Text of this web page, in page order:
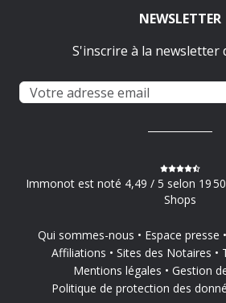
NEWSLETTER
S'inscrire à la newsletter
Immonot est noté 4,49 / 5 selon 19
Shops
Qui sommes-nous Espace presse
Affiliations
Sites des Notaires
Mentions légales
Gestion
Politique de protection des